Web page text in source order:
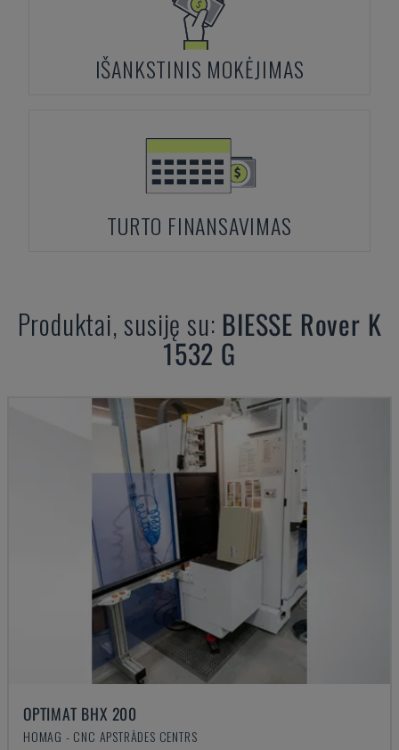
IŠANKSTINIS MOKĖJIMAS
TURTO FINANSAVIMAS
Produktai, susiję su: BIESSE Rover K
1532 G
OPTIMAT BHX 200
HOMAG - CNC APSTRĀDES CENTRS